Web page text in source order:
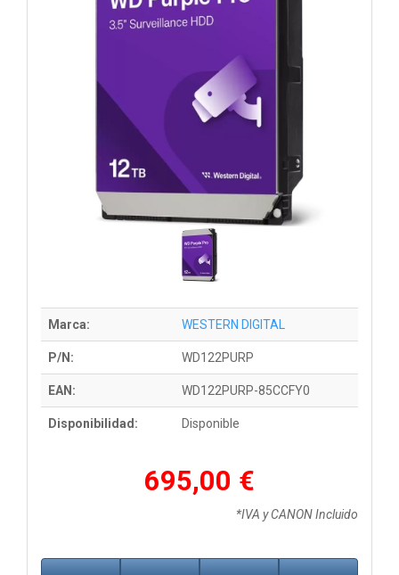
Marca: WESTERN DIGITAL
P/N: WD122PURP
EAN: WD122PURP-85CCFY0
Disponibilidad: Disponible
695,00 €
*IVA y CANON Incluido